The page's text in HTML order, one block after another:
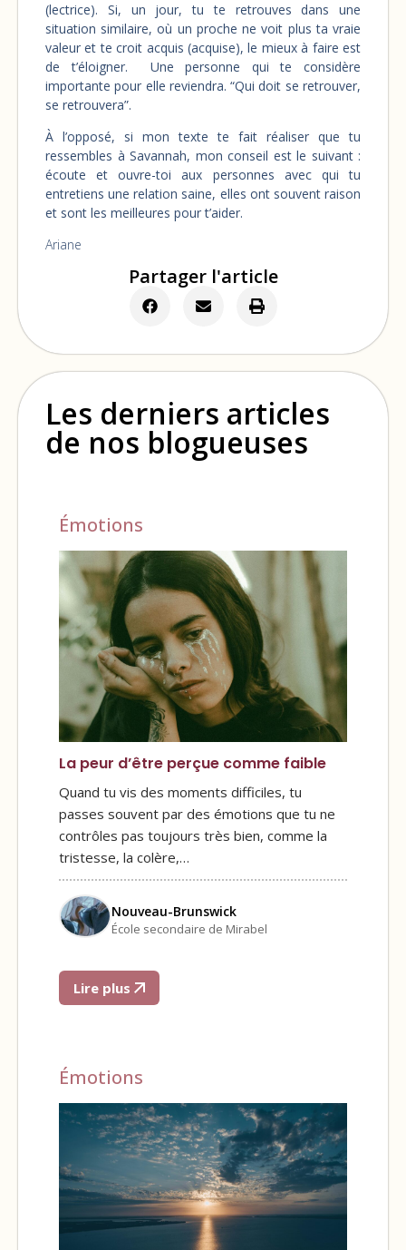
(lectrice). Si, un jour, tu te retrouves dans une
situation similaire, où un proche ne voit plus ta vraie
valeur et te croit acquis (acquise), le mieux à faire est
de t’éloigner. Une personne qui te considère
importante pour elle reviendra. “Qui doit se retrouver,
se retrouvera”.
À l’opposé, si mon texte te fait réaliser que tu
ressembles à Savannah, mon conseil est le suivant :
écoute et ouvre-toi aux personnes avec qui tu
entretiens une relation saine, elles ont souvent raison
et sont les meilleures pour t’aider.
Ariane
Partager l'article
Les derniers articles
de nos blogueuses
Émotions
La peur d’être perçue comme faible
Quand tu vis des moments difficiles, tu
passes souvent par des émotions que tu ne
contrôles pas toujours très bien, comme la
tristesse, la colère,…
Nouveau-Brunswick
École secondaire de Mirabel
Lire plus
Émotions